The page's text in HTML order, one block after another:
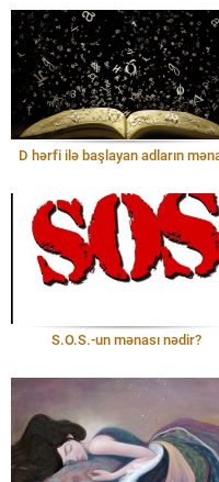
D hərfi ilə başlayan adların
S.O.S.-un mənası nədir?